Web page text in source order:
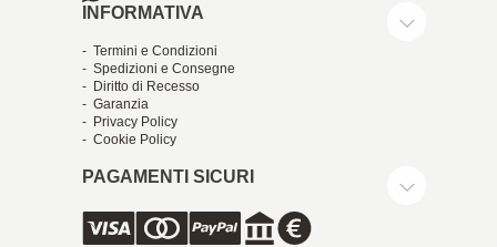
INFORMATIVA
- Termini e Condizioni
- Spedizioni e Consegne
- Diritto di Recesso
- Garanzia
- Privacy Policy
- Cookie Policy
PAGAMENTI SICURI